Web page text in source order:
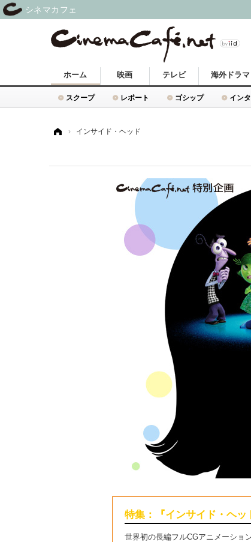
ホーム
スクープ レポート ゴシップ イン
映画 テレビ 海外ドラマ
› インサイド・ヘッド
特集：『インサイド・ヘ
世界初の長編フルCGアニメーショ
シネマカフェ